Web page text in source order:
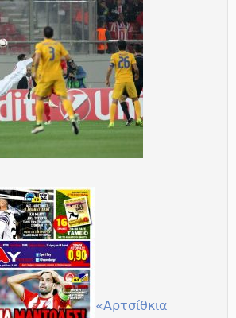
«Αρτσίθκια